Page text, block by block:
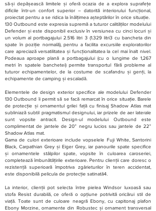
să-și depășească limitele și oferă ocazia de a explora suprafețe
dificile într-un confort superior – datorită interiorului funcțional,
proiectat pentru a se ridica la înălțimea așteptărilor în orice situație.
130 Outbound este expresia supremă a tuturor calităților modelului
Defender și este disponibil exclusiv în versiunea cu cinci locuri și
un volum al portbagajului 2.516 litri 3 (1.329 litri3 cu bancheta din
spate în poziție normală), pentru a facilita excursiile exploratorilor
care apreciază versatilitatea și funcționalitatea la cel mai înalt nivel.
Podeaua aproape plană a portbagajului (cu o lungime de 1,267
metri în spatele banchetei) permite transportul fără probleme al
tuturor echipamentelor, de la costume de scafandru și genți, la
echipamente de camping și escaladă.
Elementele de design exterior specifice ale modelului Defender
130 Outbound îi permit să se facă remarcat în orice situație. Barele
de protecție și ornamentul grilei față cu finisaj Shadow Atlas mat
subliniază subtil pragmatismul designului, iar prizele de aer laterale
sunt vopsite antracit. Design-ul modelului Outbound este
complimentat de jantele de 20” negru lucios sau jantele de 22”
Shadow Atlas mat.
Gama de culori exterioare include vopselele Fuji White, Santorini
Black, Carpathian Grey și Eiger Grey, iar panourile spate specifice
și ornamentele stâlpilor spate, vopsite în culoarea caroseriei,
completează îmbunătățirile exterioare. Pentru clienții care doresc o
rezistență superioară împotriva zgârieturilor în teren accidentat,
este disponibilă pelicula de protecție satinată4.
La interior, clienții pot selecta între pielea Windsor luxoasă sau
stofa Resist durabilă, ce oferă o opțiune potrivită oricărui stil de
viață. Toate sunt de culoare neagră Ebony, cu capitonaj plafon
Ebony Morzine, ornamente din Robustec și ornament transversal